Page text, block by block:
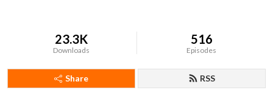
23.3K
Downloads
516
Episodes
Share RSS